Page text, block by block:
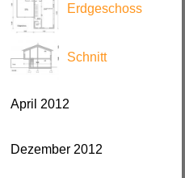
Erdgeschoss
Schnitt
April 2012
Dezember 2012